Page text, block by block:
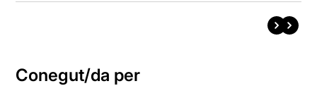
Conegut/da per